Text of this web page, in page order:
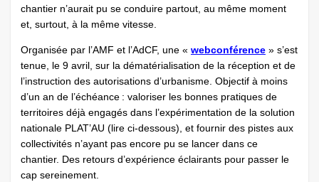
chantier n’aurait pu se conduire partout, au même moment
et, surtout, à la même vitesse.
Organisée par l’AMF et l’AdCF, une « webconférence » s’est
tenue, le 9 avril, sur la dématérialisation de la réception et de
l’instruction des autorisations d’urbanisme. Objectif à moins
d’un an de l’échéance : valoriser les bonnes pratiques de
territoires déjà engagés dans l’expérimentation de la solution
nationale PLAT’AU (lire ci-dessous), et fournir des pistes aux
collectivités n’ayant pas encore pu se lancer dans ce
chantier. Des retours d’expérience éclairants pour passer le
cap sereinement.